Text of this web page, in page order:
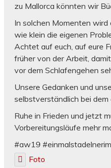
zu Mallorca könnten wir
In solchen Momenten wird
wie klein die eigenen
Achtet auf euch, auf eure
früher von der Arbeit,
vor dem Schlafengehen
Unsere Gedanken und
selbstverständlich bei dem
Ruhe in Frieden und jetzt
Vorbereitungsläufe mehr
#aw19
Foto